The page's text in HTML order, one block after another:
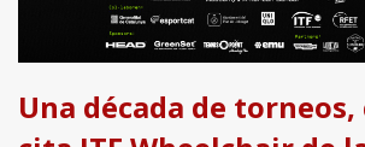
Una década de